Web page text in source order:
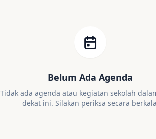
Belum Ada Agenda
Tidak ada agenda atau kegiatan sekolah
dekat ini. Silakan periksa secara